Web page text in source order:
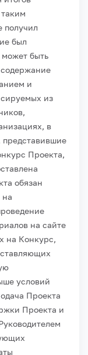
получил
был
быть
и
из
в
представившие
Проекта,
обязан
на
на сайте
на Конкурс,
условий
Проекта
Проекта и